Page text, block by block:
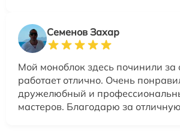
Семенов Захар
Мой моноблок здесь починили за
работает отлично. Очень
дружелюбный и
мастеров. Благодарю за